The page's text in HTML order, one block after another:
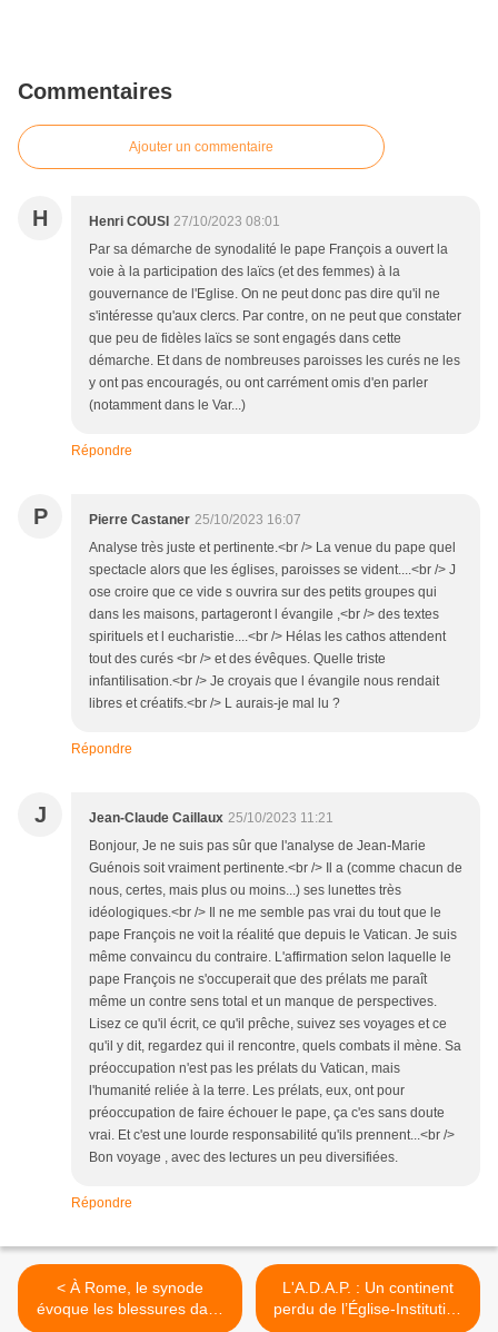
Commentaires
Ajouter un commentaire
H Henri COUSI 27/10/2023 08:01
Par sa démarche de synodalité le pape François a ouvert la
voie à la participation des laïcs (et des femmes) à la
gouvernance de l'Eglise. On ne peut donc pas dire qu'il ne
s'intéresse qu'aux clercs. Par contre, on ne peut que constater
que peu de fidèles laïcs se sont engagés dans cette
démarche. Et dans de nombreuses paroisses les curés ne les
y ont pas encouragés, ou ont carrément omis d'en parler
(notamment dans le Var...)
Répondre
P Pierre Castaner 25/10/2023 16:07
Analyse très juste et pertinente.<br /> La venue du pape quel
spectacle alors que les églises, paroisses se vident....<br /> J
ose croire que ce vide s ouvrira sur des petits groupes qui
dans les maisons, partageront l évangile ,<br /> des textes
spirituels et l eucharistie....<br /> Hélas les cathos attendent
tout des curés <br /> et des évêques. Quelle triste
infantilisation.<br /> Je croyais que l évangile nous rendait
libres et créatifs.<br /> L aurais-je mal lu ?
Répondre
J Jean-Claude Caillaux 25/10/2023 11:21
Bonjour, Je ne suis pas sûr que l'analyse de Jean-Marie
Guénois soit vraiment pertinente.<br /> Il a (comme chacun de
nous, certes, mais plus ou moins...) ses lunettes très
idéologiques.<br /> Il ne me semble pas vrai du tout que le
pape François ne voit la réalité que depuis le Vatican. Je suis
même convaincu du contraire. L'affirmation selon laquelle le
pape François ne s'occuperait que des prélats me paraît
même un contre sens total et un manque de perspectives.
Lisez ce qu'il écrit, ce qu'il prêche, suivez ses voyages et ce
qu'il y dit, regardez qui il rencontre, quels combats il mène. Sa
préoccupation n'est pas les prélats du Vatican, mais
l'humanité reliée à la terre. Les prélats, eux, ont pour
préoccupation de faire échouer le pape, ça c'es sans doute
vrai. Et c'est une lourde responsabilité qu'ils prennent...<br />
Bon voyage , avec des lectures un peu diversifiées.
Répondre
< À Rome, le synode
évoque les blessures dans
L'A.D.A.P. : Un continent
perdu de l’Église-Institution